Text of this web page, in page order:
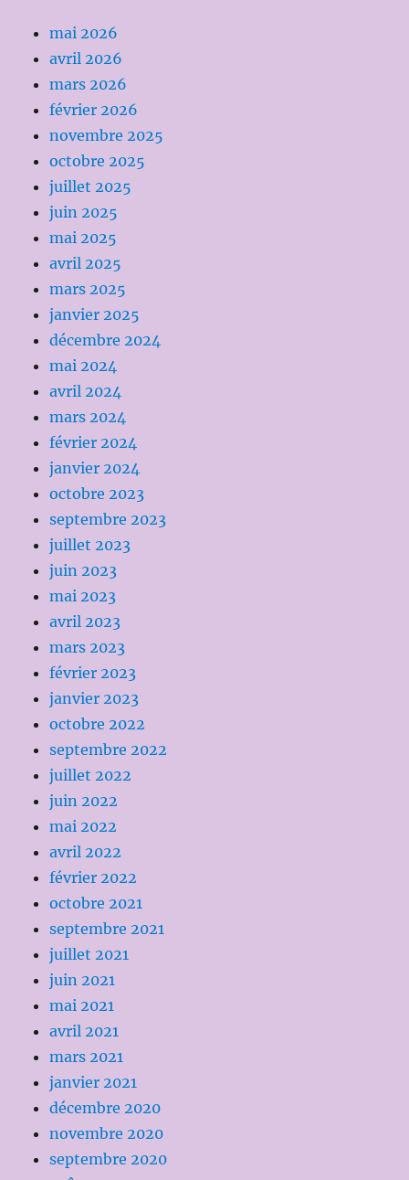
mai 2026
avril 2026
mars 2026
février 2026
novembre 2025
octobre 2025
juillet 2025
juin 2025
mai 2025
avril 2025
mars 2025
janvier 2025
décembre 2024
mai 2024
avril 2024
mars 2024
février 2024
janvier 2024
octobre 2023
septembre 2023
juillet 2023
juin 2023
mai 2023
avril 2023
mars 2023
février 2023
janvier 2023
octobre 2022
septembre 2022
juillet 2022
juin 2022
mai 2022
avril 2022
février 2022
octobre 2021
septembre 2021
juillet 2021
juin 2021
mai 2021
avril 2021
mars 2021
janvier 2021
décembre 2020
novembre 2020
septembre 2020